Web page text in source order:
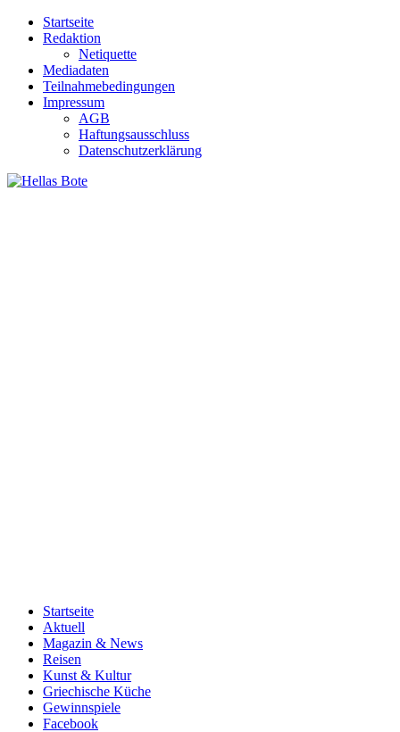
Zum
Inhalt
Startseite
Redaktion
Netiquette
Mediadaten
Teilnahmebedingungen
Impressum
AGB
Haftungsausschluss
Datenschutzerklärung
Startseite
Aktuell
Magazin & News
Reisen
Kunst & Kultur
Griechische Küche
Gewinnspiele
Facebook